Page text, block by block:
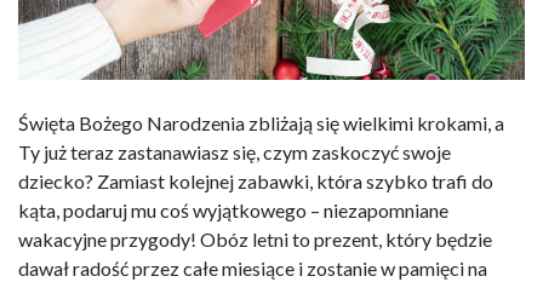
Święta Bożego Narodzenia zbliżają się wielkimi krokami, a
Ty już teraz zastanawiasz się, czym zaskoczyć swoje
dziecko? Zamiast kolejnej zabawki, która szybko trafi do
kąta, podaruj mu coś wyjątkowego – niezapomniane
wakacyjne przygody! Obóz letni to prezent, który będzie
dawał radość przez całe miesiące i zostanie w pamięci na